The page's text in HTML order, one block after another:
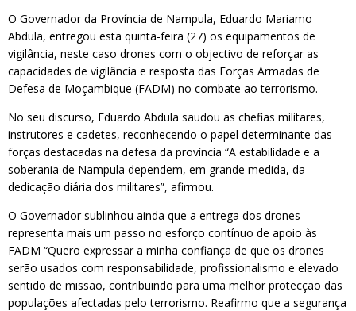
O Governador da Província de Nampula, Eduardo Mariamo
Abdula, entregou esta quinta-feira (27) os equipamentos de
vigilância, neste caso drones com o objectivo de reforçar as
capacidades de vigilância e resposta das Forças Armadas de
Defesa de Moçambique (FADM) no combate ao terrorismo.
No seu discurso, Eduardo Abdula saudou as chefias militares,
instrutores e cadetes, reconhecendo o papel determinante das
forças destacadas na defesa da província “A estabilidade e a
soberania de Nampula dependem, em grande medida, da
dedicação diária dos militares”, afirmou.
O Governador sublinhou ainda que a entrega dos drones
representa mais um passo no esforço contínuo de apoio às
FADM “Quero expressar a minha confiança de que os drones
serão usados com responsabilidade, profissionalismo e elevado
sentido de missão, contribuindo para uma melhor protecção das
populações afectadas pelo terrorismo. Reafirmo que a segurança